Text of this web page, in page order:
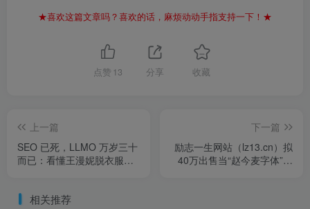
★喜欢这篇文章吗？喜欢的话，麻烦动动手指支持一下！★
点赞 13 分享 收藏
上一篇
SEO 已死，LLMO 万岁三十
而已：看懂王漫妮脱衣服，
下一篇
励志一生网站（lz13.cn）拟
40万出售当“赵今麦字体”遇
相关推荐